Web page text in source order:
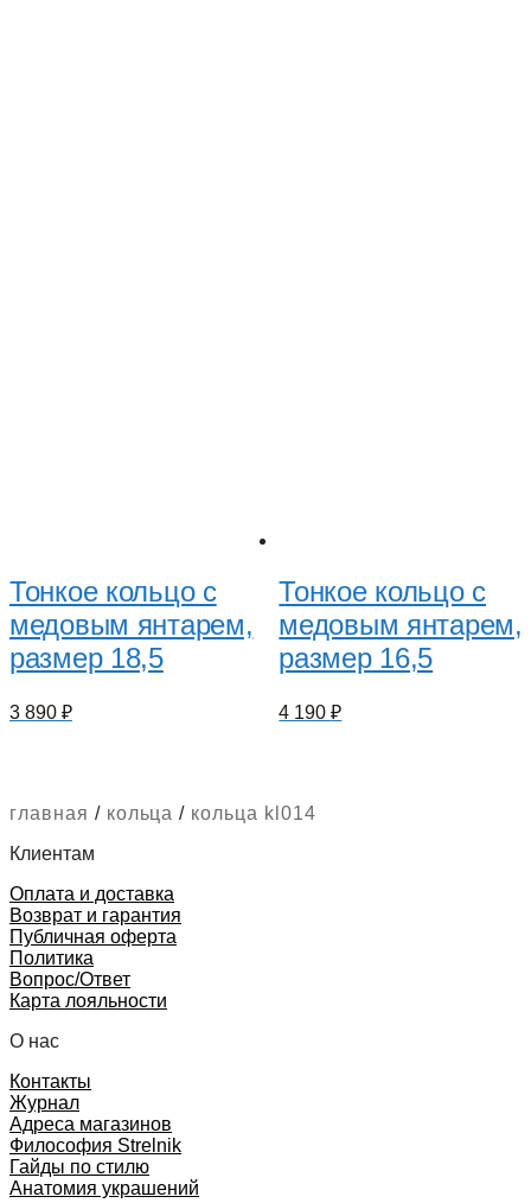
Тонкое кольцо с
медовым янтарем,
размер 18,5
3 890 ₽
Тонкое кольцо с
медовым янтарем,
размер 16,5
4 190₽
главная / кольца / кольца kl014
Клиентам
Оплата и доставка
Возврат и гарантия
Публичная оферта
Политика
Вопрос/Ответ
Карта лояльности
О нас
Контакты
Журнал
Адреса магазинов
Философия Strelnik
Гайды по стилю
Анатомия украшений